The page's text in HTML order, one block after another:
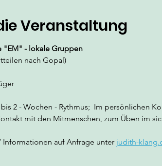
Veranstaltung
"EM" - lokale Gruppen
nach Gopal)
2 - Wochen - Rythmus;  Im persönlichen
mit den Mitmenschen, zum Üben im
auf Anfrage unter judith-